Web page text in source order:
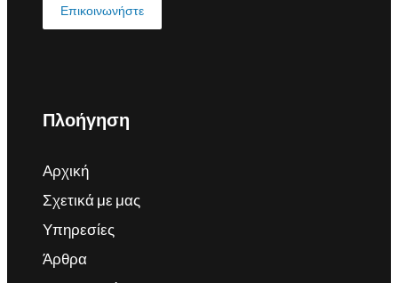
Επικοινωνήστε
Πλοήγηση
Αρχική
Σχετικά με μας
Υπηρεσίες
Άρθρα